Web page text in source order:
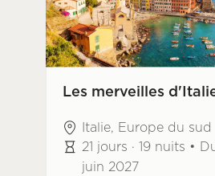
Les merveilles
Italie, Europe du sud
21 jours · 19 nuits •
juin 2027